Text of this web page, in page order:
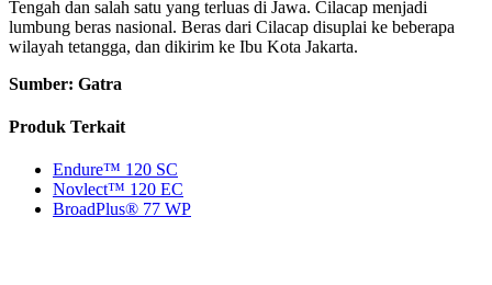
Tengah dan salah satu yang terluas di Jawa. Cilacap menjadi
lumbung beras nasional. Beras dari Cilacap disuplai ke beberapa
wilayah tetangga, dan dikirim ke Ibu Kota Jakarta.
Sumber: Gatra
Produk Terkait
Endure™ 120 SC
Novlect™ 120 EC
BroadPlus® 77 WP